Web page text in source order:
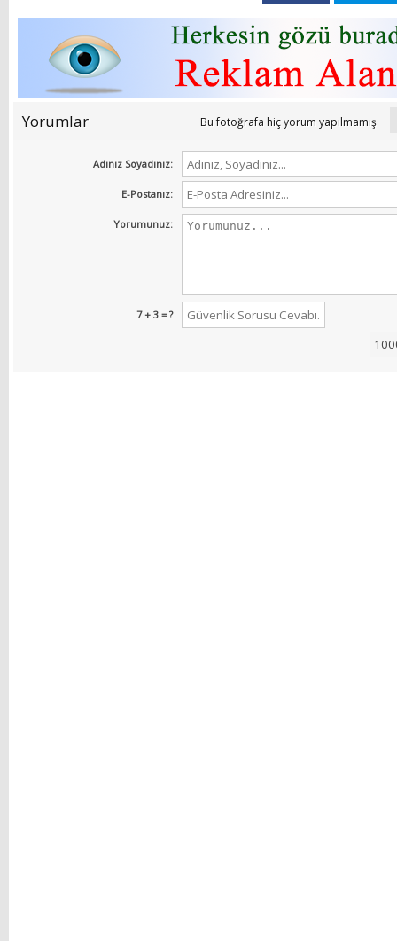
Yorumlar Bu fotoğrafa hiç yorum yapılmamış
Adınız Soyadınız:
E-Postanız:
Yorumunuz:
7 + 3 = ?